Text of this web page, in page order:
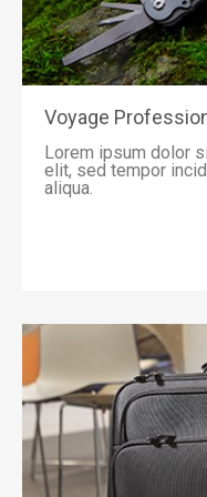
Voyage
Lorem ipsum dolor
elit, sed tempor
aliqua.